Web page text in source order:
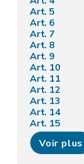
Art. 5
Art. 6
Art. 7
Art. 8
Art. 9
Art. 10
Art. 11
Art. 12
Art. 13
Art. 14
Art. 15
Art. 16
Art. 17
Art. 18
Voir plus